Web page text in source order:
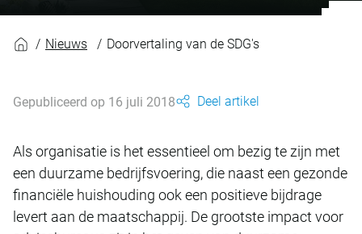
Nieuws Doorvertaling van de SDG's
Gepubliceerd op 16 juli 2018 Deel artikel
Als organisatie is het essentieel om bezig te zijn met
een duurzame bedrijfsvoering, die naast een gezonde
financiële huishouding ook een positieve bijdrage
levert aan de maatschappij. De grootste impact voor